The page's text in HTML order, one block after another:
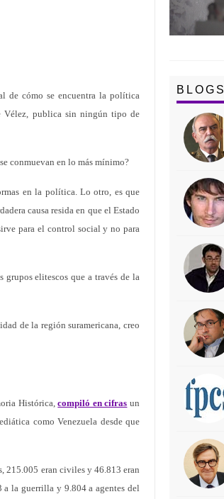
de cómo se encuentra la política
Vélez, publica sin ningún tipo de
conmuevan en lo más mínimo?
en la política. Lo otro, es que
causa resida en que el Estado
para el control social y no para
grupos elitescos que a través de la
de la región suramericana, creo
Histórica,compiló en cifras un
como Venezuela desde que
215.005 eran civiles y 46.813 eran
a la guerrilla y 9.804 a agentes del
BLOGS